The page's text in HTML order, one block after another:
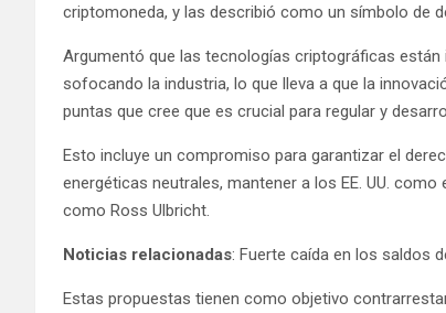
criptomoneda, y las describió como un símbolo de
Argumentó que las tecnologías criptográficas
sofocando la industria, lo que lleva a que la
puntas que cree que es crucial para regular y
Esto incluye un compromiso para garantizar el
energéticas neutrales, mantener a los EE. UU.
como Ross Ulbricht.
Noticias relacionadas: Fuerte caída en los saldos
Estas propuestas tienen como objetivo